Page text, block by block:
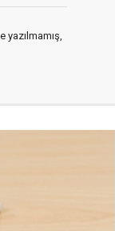
yazılmamış,